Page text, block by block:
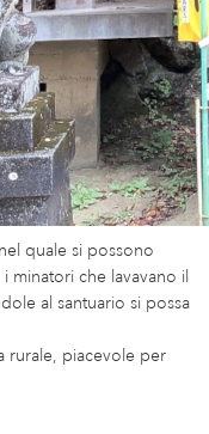
quale si possono
minatori che lavavano il
al santuario si possa
rurale, piacevole per